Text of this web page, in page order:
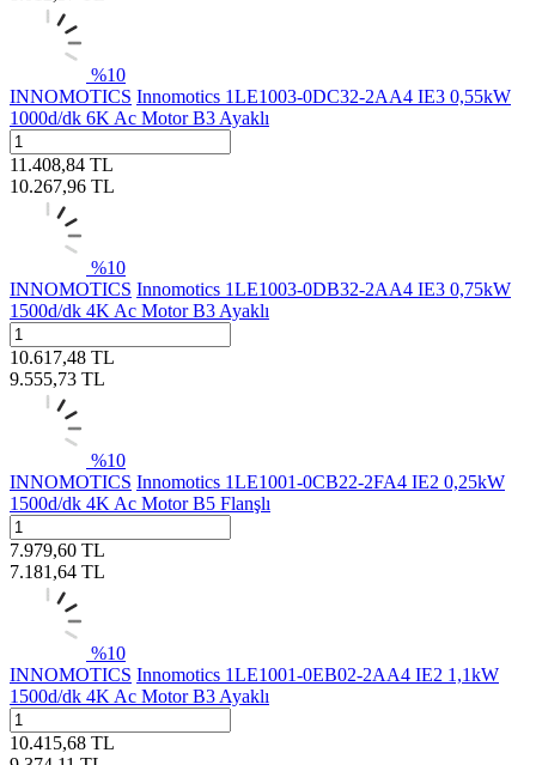
%10
INNOMOTICS Innomotics 1LE1003-0DC32-2AA4 IE3 0,55kW
1000d/dk 6K Ac Motor B3 Ayaklı
11.408,84 TL
10.267,96 TL
%10
INNOMOTICS Innomotics 1LE1003-0DB32-2AA4 IE3 0,75kW
1500d/dk 4K Ac Motor B3 Ayaklı
10.617,48 TL
9.555,73 TL
%10
INNOMOTICS Innomotics 1LE1001-0CB22-2FA4 IE2 0,25kW
1500d/dk 4K Ac Motor B5 Flanşlı
7.979,60 TL
7.181,64 TL
%10
INNOMOTICS Innomotics 1LE1001-0EB02-2AA4 IE2 1,1kW
1500d/dk 4K Ac Motor B3 Ayaklı
10.415,68 TL